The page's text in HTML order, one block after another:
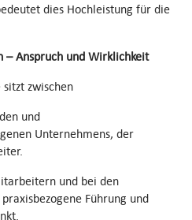
dies Hochleistung für die
– Anspruch und Wirklichkeit
zwischen
und
Unternehmens, der
und bei den
Führung und